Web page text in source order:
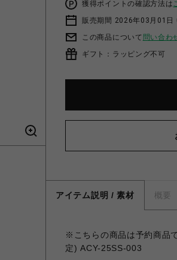
獲得ポイントの確認方法は
販売期間 2026年03月01
この商品について 問い合わ
ギフト：ラッピング不可
アイテム説明 / 素材 概要
※こちらの商品は予約商品
定) ACY-25SS-003